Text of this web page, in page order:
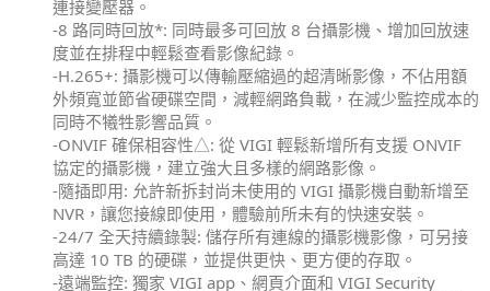
連接變壓器。
-8 路同時回放*: 同時最多可回放 8 台攝影機、增加回放速
度並在排程中輕鬆查看影像紀錄。
-H.265+: 攝影機可以傳輸壓縮過的超清晰影像，不佔用額
外頻寬並節省硬碟空間，減輕網路負載，在減少監控成本的
同時不犧牲影響品質。
-ONVIF 確保相容性△: 從 VIGI 輕鬆新增所有支援 ONVIF
協定的攝影機，建立強大且多樣的網路影像。
-隨插即用: 允許新拆封尚未使用的 VIGI 攝影機自動新增至
NVR，讓您接線即使用，體驗前所未有的快速安裝。
-24/7 全天持續錄製: 儲存所有連線的攝影機影像，可另接
高達 10 TB 的硬碟，並提供更快、更方便的存取。
-遠端監控: 獨家 VIGI app、網頁介面和 VIGI Security